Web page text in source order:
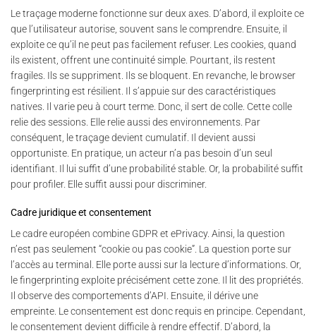
Le traçage moderne fonctionne sur deux axes. D’abord, il exploite ce
que l’utilisateur autorise, souvent sans le comprendre. Ensuite, il
exploite ce qu’il ne peut pas facilement refuser. Les cookies, quand
ils existent, offrent une continuité simple. Pourtant, ils restent
fragiles. Ils se suppriment. Ils se bloquent. En revanche, le browser
fingerprinting est résilient. Il s’appuie sur des caractéristiques
natives. Il varie peu à court terme. Donc, il sert de colle. Cette colle
relie des sessions. Elle relie aussi des environnements. Par
conséquent, le traçage devient cumulatif. Il devient aussi
opportuniste. En pratique, un acteur n’a pas besoin d’un seul
identifiant. Il lui suffit d’une probabilité stable. Or, la probabilité suffit
pour profiler. Elle suffit aussi pour discriminer.
Cadre juridique et consentement
Le cadre européen combine GDPR et ePrivacy. Ainsi, la question
n’est pas seulement “cookie ou pas cookie”. La question porte sur
l’accès au terminal. Elle porte aussi sur la lecture d’informations. Or,
le fingerprinting exploite précisément cette zone. Il lit des propriétés.
Il observe des comportements d’API. Ensuite, il dérive une
empreinte. Le consentement est donc requis en principe. Cependant,
le consentement devient difficile à rendre effectif. D’abord, la